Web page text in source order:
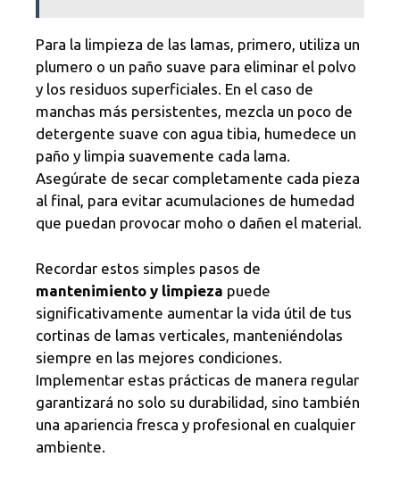
Para la limpieza de las lamas, primero, utiliza un
plumero o un paño suave para eliminar el polvo
y los residuos superficiales. En el caso de
manchas más persistentes, mezcla un poco de
detergente suave con agua tibia, humedece un
paño y limpia suavemente cada lama.
Asegúrate de secar completamente cada pieza
al final, para evitar acumulaciones de humedad
que puedan provocar moho o dañen el material.
Recordar estos simples pasos de
mantenimiento y limpieza puede
significativamente aumentar la vida útil de tus
cortinas de lamas verticales, manteniéndolas
siempre en las mejores condiciones.
Implementar estas prácticas de manera regular
garantizará no solo su durabilidad, sino también
una apariencia fresca y profesional en cualquier
ambiente.